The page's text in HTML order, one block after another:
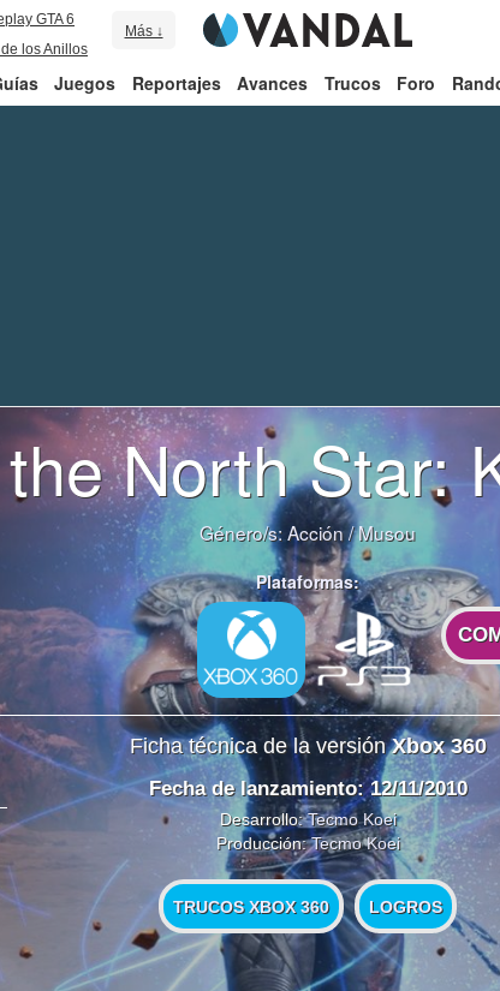
GTA 6
los Anillos
Más ↓
Juegos Reportajes Avances Trucos Foro
North Star:
Género/s:Acción/Musou
Plataformas:
Ficha técnica de la versiónXbox 360
Fecha de lanzamiento: 12/11/2010
Desarrollo:Tecmo Koei
Producción:Tecmo Koei
TRUCOS XBOX 360 LOGROS